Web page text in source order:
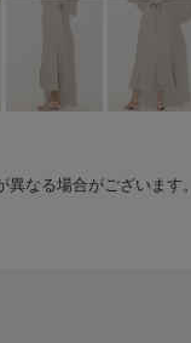
なる場合がございます。